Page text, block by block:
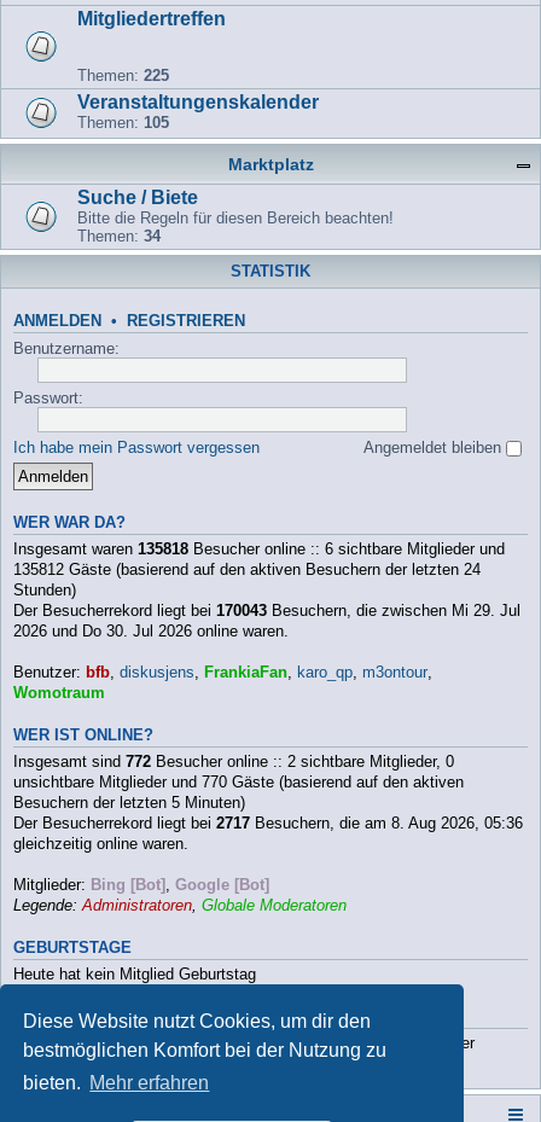
Diese Website nutzt Cookies, um dir den
bestmöglichen Komfort bei der Nutzung zu
bieten. Mehr erfahren
Mitgliedertreffen
Themen: 225
Veranstaltungenskalender
Themen: 105
Marktplatz
Suche / Biete
Bitte die Regeln für diesen Bereich beachten!
Themen: 34
STATISTIK
ANMELDEN • REGISTRIEREN
Benutzername:
Passwort:
Ich habe mein Passwort vergessen Angemeldet bleiben
WER WAR DA?
Insgesamt waren 135818 Besucher online :: 6 sichtbare Mitglieder und
135812 Gäste (basierend auf den aktiven Besuchern der letzten 24
Stunden)
Der Besucherrekord liegt bei 170043 Besuchern, die zwischen Mi 29. Jul
2026 und Do 30. Jul 2026 online waren.
Benutzer: bfb, diskusjens, FrankiaFan, karo_qp, m3ontour,
Womotraum
WER IST ONLINE?
Insgesamt sind 772 Besucher online :: 2 sichtbare Mitglieder, 0
unsichtbare Mitglieder und 770 Gäste (basierend auf den aktiven
Besuchern der letzten 5 Minuten)
Der Besucherrekord liegt bei 2717 Besuchern, die am 8. Aug 2026, 05:36
gleichzeitig online waren.
Mitglieder: Bing [Bot] , Google [Bot]
Legende:Administratoren, Globale Moderatoren
GEBURTSTAGE
Heute hat kein Mitglied Geburtstag
STATISTIK
Beiträge insgesamt 112790• Themen insgesamt9813
• Mitglieder
insgesamt3202 Paula2026